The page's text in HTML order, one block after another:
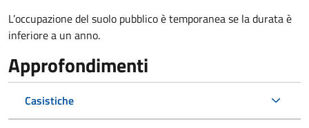
L’occupazione del suolo pubblico è temporanea se la durata è
inferiore a un anno.
Approfondimenti
Casistiche